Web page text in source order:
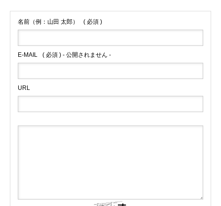
名前（例：山田 太郎） ( 必須 )
E-MAIL ( 必須 ) - 公開されません -
URL